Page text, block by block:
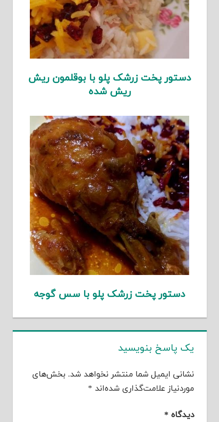
دستور پخت زرشک پلو با بوقلمون ریش
ریش شده
دستور پخت زرشک پلو با سس گوجه
یک پاسخ بنویسید
نشانی ایمیل شما منتشر نخواهد شد. بخش‌های
موردنیاز علامت‌گذاری شده‌اند *
دیدگاه *